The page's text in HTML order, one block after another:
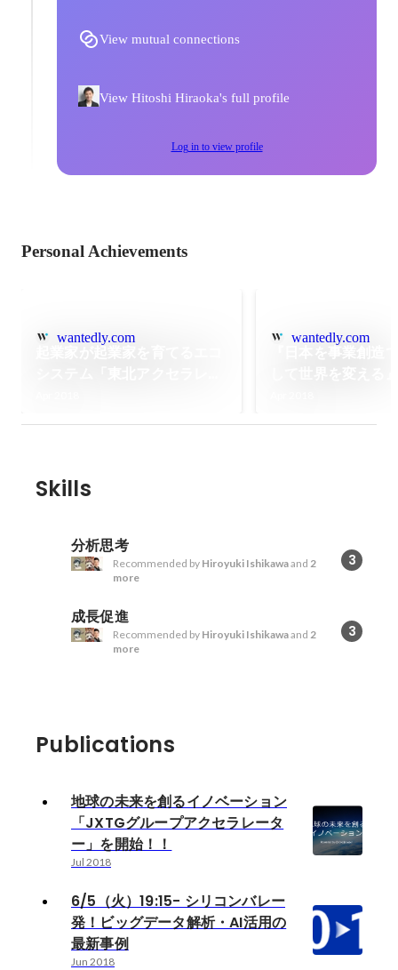
View mutual connections
View Hitoshi Hiraoka's full profile
Log in to view profile
Personal Achievements
wantedly.com wantedly.com
Skills
分析思考
3
Recommended by Hiroyuki Ishikawaand 2
more
成長促進
3
Recommended by Hiroyuki Ishikawaand 2
more
Publications
地球の未来を創るイノベーション
「JXTGグループアクセラレータ
ー」を開始！！
Jul 2018
6/5（火）19:15- シリコンバレー
発！ビッグデータ解析・AI活用の
最新事例
Jun 2018